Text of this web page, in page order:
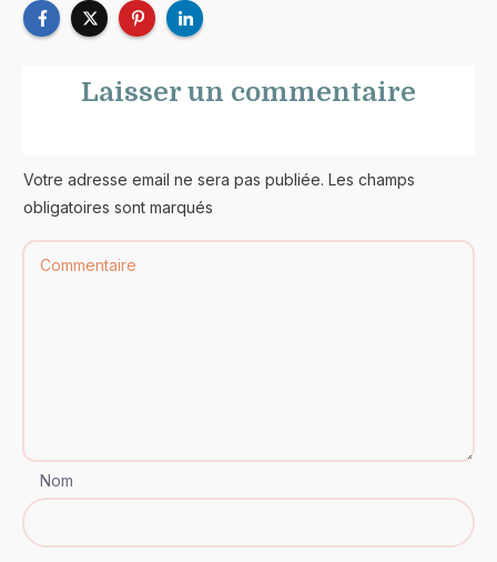
Laisser un commentaire
Votre adresse email ne sera pas publiée. Les champs
obligatoires sont marqués
Nom